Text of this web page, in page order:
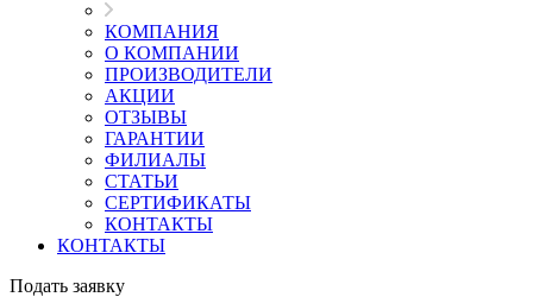
КОМПАНИЯ
О КОМПАНИИ
ПРОИЗВОДИТЕЛИ
АКЦИИ
ОТЗЫВЫ
ГАРАНТИИ
ФИЛИАЛЫ
СТАТЬИ
СЕРТИФИКАТЫ
КОНТАКТЫ
КОНТАКТЫ
Подать заявку